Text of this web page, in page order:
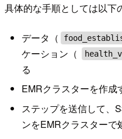
具体的な手順としては以下
データ（
ケーション（
る
EMRクラスターを作成
ステップを送信して、
ンをEMRクラスターで